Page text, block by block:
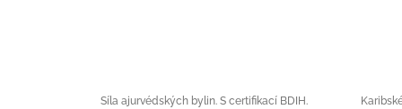
Síla ajurvédských bylin. S certifikací BDIH.